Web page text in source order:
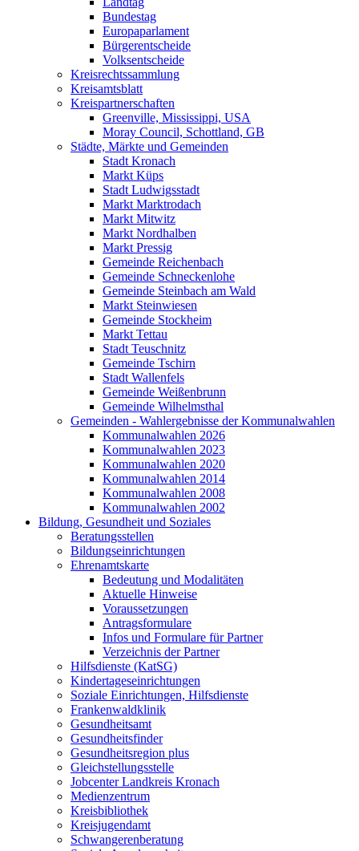
Bundestag
Europaparlament
Bürgerentscheide
Volksentscheide
Kreisrechtssammlung
Kreisamtsblatt
Kreispartnerschaften
Greenville, Mississippi, USA
Moray Council, Schottland, GB
Städte, Märkte und Gemeinden
Stadt Kronach
Markt Küps
Stadt Ludwigsstadt
Markt Marktrodach
Markt Mitwitz
Markt Nordhalben
Markt Pressig
Gemeinde Reichenbach
Gemeinde Schneckenlohe
Gemeinde Steinbach am Wald
Markt Steinwiesen
Gemeinde Stockheim
Markt Tettau
Stadt Teuschnitz
Gemeinde Tschirn
Stadt Wallenfels
Gemeinde Weißenbrunn
Gemeinde Wilhelmsthal
Gemeinden - Wahlergebnisse der Kommunalwahlen
Kommunalwahlen 2026
Kommunalwahlen 2023
Kommunalwahlen 2020
Kommunalwahlen 2014
Kommunalwahlen 2008
Kommunalwahlen 2002
Bildung, Gesundheit und Soziales
Beratungsstellen
Bildungseinrichtungen
Ehrenamtskarte
Bedeutung und Modalitäten
Aktuelle Hinweise
Voraussetzungen
Antragsformulare
Infos und Formulare für Partner
Verzeichnis der Partner
Hilfsdienste (KatSG)
Kindertageseinrichtungen
Soziale Einrichtungen, Hilfsdienste
Frankenwaldklinik
Gesundheitsamt
Gesundheitsfinder
Gesundheitsregion plus
Gleichstellungsstelle
Jobcenter Landkreis Kronach
Medienzentrum
Kreisbibliothek
Kreisjugendamt
Schwangerenberatung